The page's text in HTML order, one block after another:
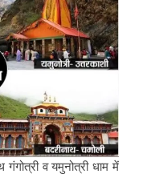
व यमुनोत्री धाम में